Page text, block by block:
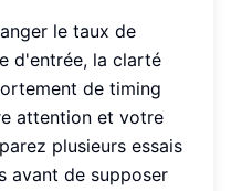
le taux de
d'entrée, la clarté
de timing
attention et votre
plusieurs essais
avant de supposer